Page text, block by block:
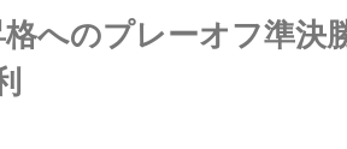
へのプレーオフ準決